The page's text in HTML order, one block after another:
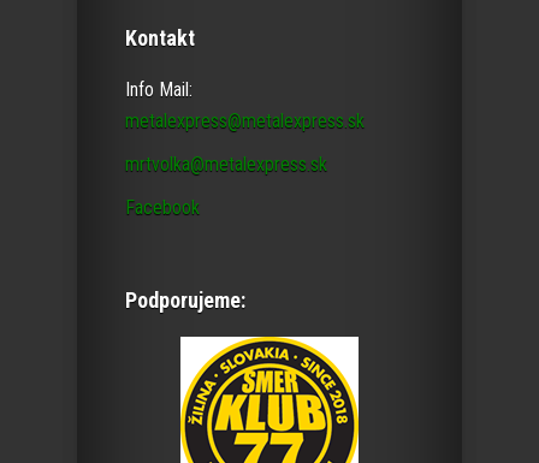
Kontakt
Info Mail:
metalexpress@metalexpress.sk
mrtvolka@metalexpress.sk
Facebook
Podporujeme: